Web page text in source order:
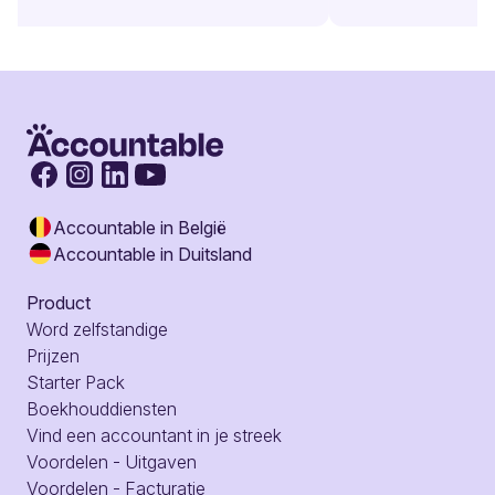
Accountable in België
Accountable in Duitsland
Product
Word zelfstandige
Prijzen
Starter Pack
Boekhouddiensten
Vind een accountant in je streek
Voordelen - Uitgaven
Voordelen - Facturatie